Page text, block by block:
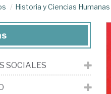
Historia y Ciencias Humanas
SOCIALES